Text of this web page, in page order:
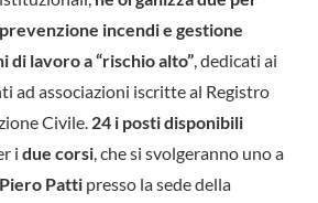
incendi e gestione
di lavoro a “rischio alto”, dedicati ai
ad associazioni iscritte al Registro
Civile. 24 i posti disponibili
i due corsi, che si svolgeranno uno a
Patti presso la sede della